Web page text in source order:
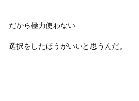
だから極力使わない
選択をしたほうがいいと思うんだ。